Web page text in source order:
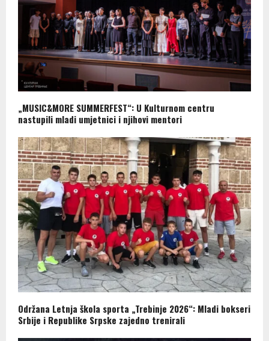
„MUSIC&MORE SUMMERFEST“: U Kulturnom centru
nastupili mladi umjetnici i njihovi mentori
Održana Letnja škola sporta „Trebinje 2026“: Mladi bokseri
Srbije i Republike Srpske zajedno trenirali